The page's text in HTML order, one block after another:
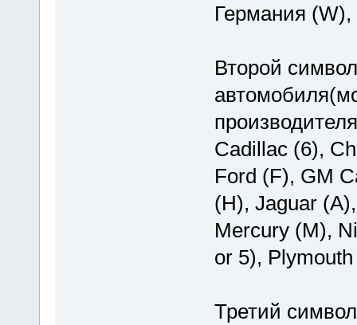
Германия
Второй
Cadillac (6),
Ford (F), GM
(H), Jaguar
Mercury (M),
or 5),
Третий